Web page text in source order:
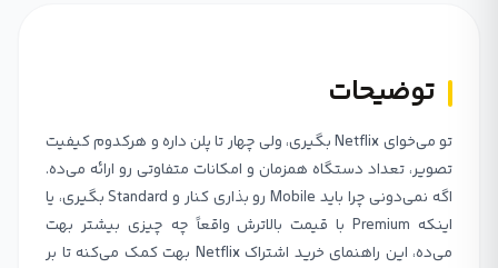
توضیحات
تو می‌خوای Netflix بگیری، ولی چهار تا پلن داره و هرکدوم کیفیت
تصویر، تعداد دستگاه همزمان و امکانات متفاوتی رو ارائه می‌ده.
اگه نمی‌دونی چرا باید Mobile رو بذاری کنار و Standard بگیری، یا
اینکه Premium با قیمت بالاترش واقعاً چه چیزی بیشتر بهت
می‌ده، این راهنمای خرید اشتراک Netflix بهت کمک می‌کنه تا بر